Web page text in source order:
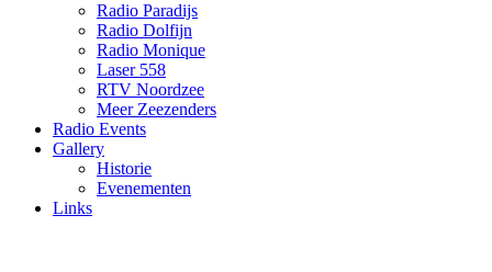
Radio Paradijs
Radio Dolfijn
Radio Monique
Laser 558
RTV Noordzee
Meer Zeezenders
Radio Events
Gallery
Historie
Evenementen
Links